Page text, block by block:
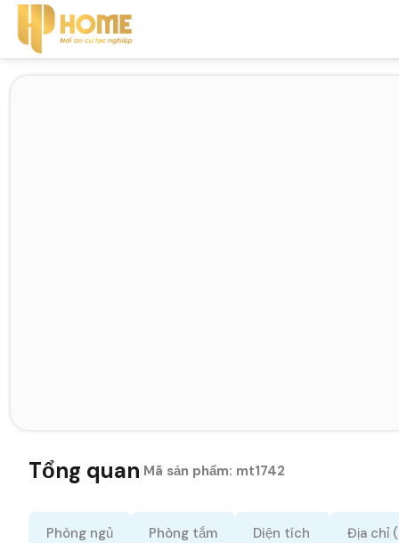
Tổng quan Mã sản phẩm: mt1742
Phòng ngủ
Phòng tắm
Diện tích
Địa chỉ